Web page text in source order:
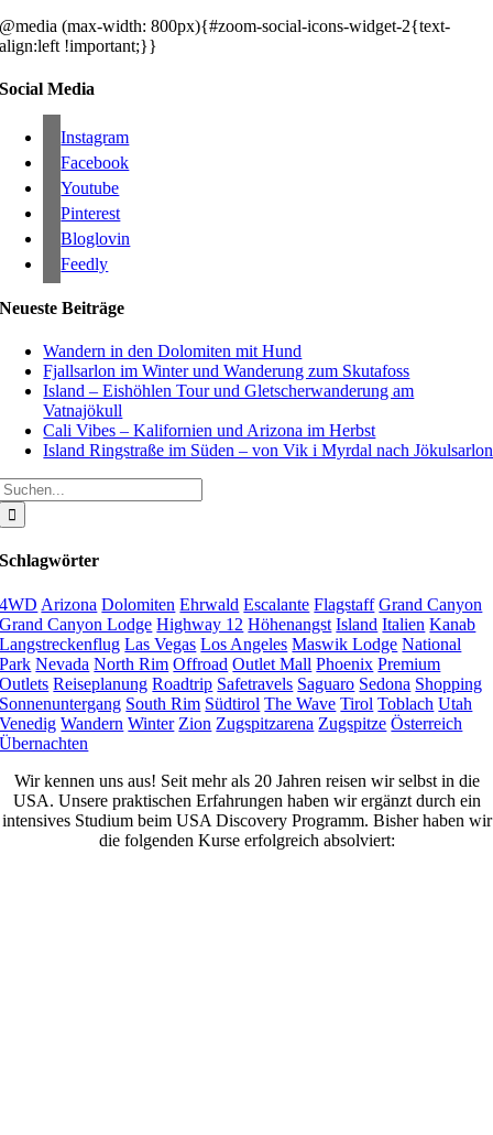
@media (max-width: 800px){#zoom-social-icons-widget-2{text-
align:left !important;}}
Social Media
Instagram
Facebook
Youtube
Pinterest
Bloglovin
Feedly
Neueste Beiträge
Wandern in den Dolomiten mit Hund
Fjallsarlon im Winter und Wanderung zum Skutafoss
Island – Eishöhlen Tour und Gletscherwanderung am
Vatnajökull
Cali Vibes – Kalifornien und Arizona im Herbst
Island Ringstraße im Süden – von Vik i Myrdal nach Jökulsarlon
Schlagwörter
4WD Arizona Dolomiten Ehrwald Escalante Flagstaff Grand Canyon
Grand Canyon Lodge Highway 12 Höhenangst Island Italien Kanab
Langstreckenflug Las Vegas Los Angeles Maswik Lodge National
Park Nevada North Rim Offroad Outlet Mall Phoenix Premium
Outlets Reiseplanung Roadtrip Safetravels Saguaro Sedona Shopping
Sonnenuntergang South Rim Südtirol The Wave Tirol Toblach Utah
Venedig Wandern Winter Zion Zugspitzarena Zugspitze Österreich
Übernachten
Wir kennen uns aus! Seit mehr als 20 Jahren reisen wir selbst in die
USA. Unsere praktischen Erfahrungen haben wir ergänzt durch ein
intensives Studium beim USA Discovery Programm. Bisher haben wir
die folgenden Kurse erfolgreich absolviert: